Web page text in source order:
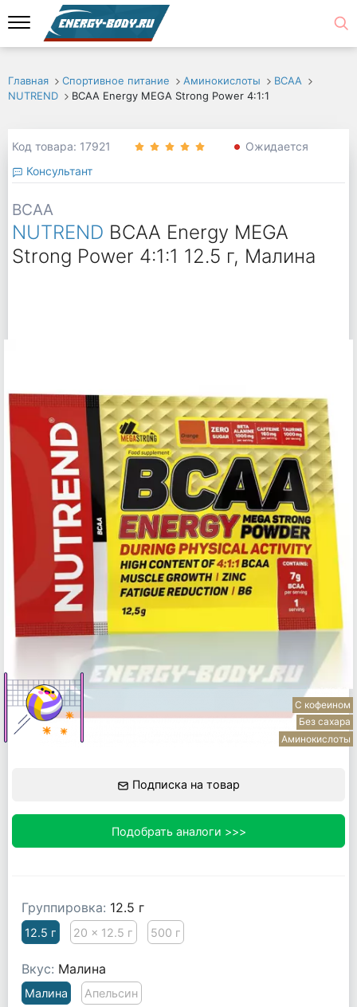
Главная Спортивное питание Аминокислоты
ВСАА
NUTREND
BCAA Energy MEGA Strong Power 4:1:1
Код товара: 17921
Ожидается
Консультант
BCAA
NUTREND BCAA Energy MEGA
Strong Power 4:1:1 12.5 г, Малина
С кофеином
Без сахара
Аминокислоты
Подписка на товар
Подобрать аналоги >>>
Группировка: 12.5 г
12.5 г 20 x 12.5 г 500 г
Вкус: Малина
Малина Апельсин